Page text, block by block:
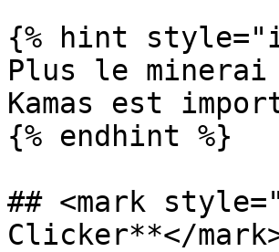
{% hint
Plus le
Kamas est
{% endhint %}
## <mark
Clicker**</